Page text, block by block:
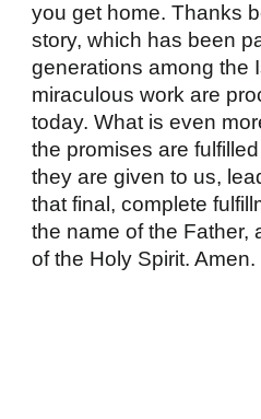
you get home. Thanks
story, which has been
generations among the
miraculous work are
today. What is even
the promises are
they are given to us,
that final, complete
the name of the Father,
of the Holy Spirit. Amen.